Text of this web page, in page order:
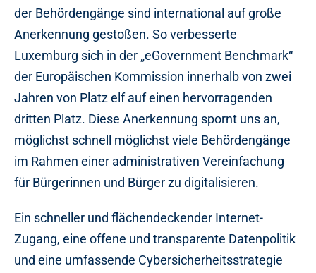
der Behördengänge sind international auf große
Anerkennung gestoßen. So verbesserte
Luxemburg sich in der „eGovernment Benchmark“
der Europäischen Kommission innerhalb von zwei
Jahren von Platz elf auf einen hervorragenden
dritten Platz. Diese Anerkennung spornt uns an,
möglichst schnell möglichst viele Behördengänge
im Rahmen einer administrativen Vereinfachung
für Bürgerinnen und Bürger zu digitalisieren.
Ein schneller und flächendeckender Internet-
Zugang, eine offene und transparente Datenpolitik
und eine umfassende Cybersicherheitsstrategie